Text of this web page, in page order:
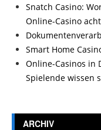
Snatch Casino:
Online-Casino
Smart Home
Online-Casinos in
Spielende wissen
ARCHIV